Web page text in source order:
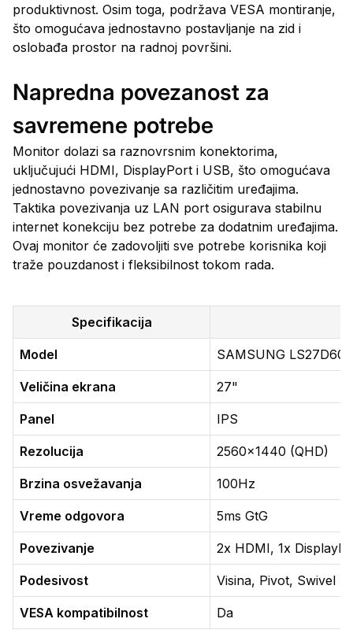
produktivnost. Osim toga, podržava VESA montiranje,
što omogućava jednostavno postavljanje na zid i
oslobađa prostor na radnoj površini.
Napredna povezanost za
savremene potrebe
Monitor dolazi sa raznovrsnim konektorima,
uključujući HDMI, DisplayPort i USB, što omogućava
jednostavno povezivanje sa različitim uređajima.
Taktika povezivanja uz LAN port osigurava stabilnu
internet konekciju bez potrebe za dodatnim uređajima.
Ovaj monitor će zadovoljiti sve potrebe korisnika koji
traže pouzdanost i fleksibilnost tokom rada.
Specifikacija
Model SAMSUNG
Veličina ekrana 27"
Panel IPS
Rezolucija 2560x1440 (QHD)
Brzina osvežavanja 100Hz
Vreme odgovora 5ms GtG
Povezivanje 2x HDMI, 1x
Podesivost Visina, Pivot, Swivel
VESA kompatibilnost Da